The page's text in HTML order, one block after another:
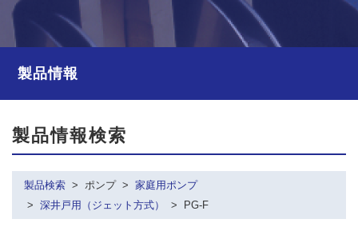
製品情報
製品情報検索
製品検索 ポンプ
家庭用ポンプ
深井戸用（ジェット方式）
PG-F